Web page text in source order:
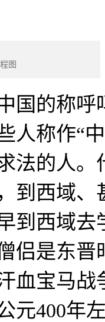
图
国的称
人称作“
法的人
到西域
到西域
侣是东
血宝马
元400年